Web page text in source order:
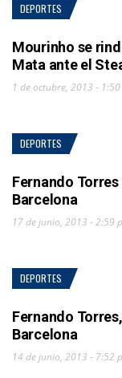
DEPORTES
Mourinho se
Mata ante el
1 de octubre, 2013 -
DEPORTES
Fernando
Barcelona
17 de junio, 2013 - 2:59
DEPORTES
Fernando
Barcelona
14 de junio, 2013 - 7:52